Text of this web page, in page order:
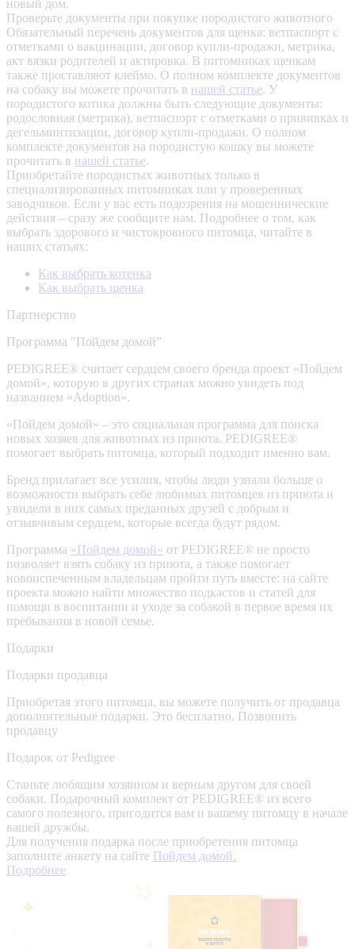
новый дом.
Проверьте документы при покупке породистого животного
Обязательный перечень документов для щенка: ветпаспорт с
отметками о вакцинации, договор купли-продажи, метрика,
акт вязки родителей и актировка. В питомниках щенкам
также проставляют клеймо. О полном комплекте документов
на собаку вы можете прочитать в нашей статье. У
породистого котика должны быть следующие документы:
родословная (метрика), ветпаспорт с отметками о прививках и
дегельминтизации, договор купли-продажи. О полном
комплекте документов на породистую кошку вы можете
прочитать в нашей статье.
Приобретайте породистых животных только в
специализированных питомниках или у проверенных
заводчиков. Если у вас есть подозрения на мошеннические
действия – сразу же сообщите нам. Подробнее о том, как
выбрать здорового и чистокровного питомца, читайте в
наших статьях:
Как выбрать котенка
Как выбрать щенка
Партнерство
Программа "Пойдем домой”
PEDIGREE® считает сердцем своего бренда проект «Пойдем
домой», которую в других странах можно увидеть под
названием «Adoption».
«Пойдем домой» – это социальная программа для поиска
новых хозяев для животных из приюта. PEDIGREE®
помогает выбрать питомца, который подходит именно вам.
Бренд прилагает все усилия, чтобы люди узнали больше о
возможности выбрать себе любимых питомцев из приюта и
увидели в них самых преданных друзей с добрым и
отзывчивым сердцем, которые всегда будут рядом.
Программа «Пойдем домой» от PEDIGREE® не просто
позволяет взять собаку из приюта, а также помогает
новоиспеченным владельцам пройти путь вместе: на сайте
проекта можно найти множество подкастов и статей для
помощи в воспитании и уходе за собакой в первое время их
пребывания в новой семье.
Подарки
Подарки продавца
Приобретая этого питомца, вы можете получить от продавца
дополнительные подарки. Это бесплатно. Позвонить
продавцу
Подарок от Pedigree
Станьте любящим хозяином и верным другом для своей
собаки. Подарочный комплект от PEDIGREE® из всего
самого полезного, пригодится вам и вашему питомцу в начале
вашей дружбы.
Для получения подарка после приобретения питомца
заполните анкету на сайте Пойдем домой.
Подробнее